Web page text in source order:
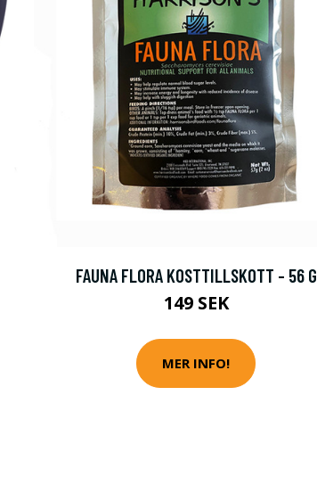
FAUNA FLORA KOSTTILLSKOTT - 56 G
149 SEK
MER INFO!